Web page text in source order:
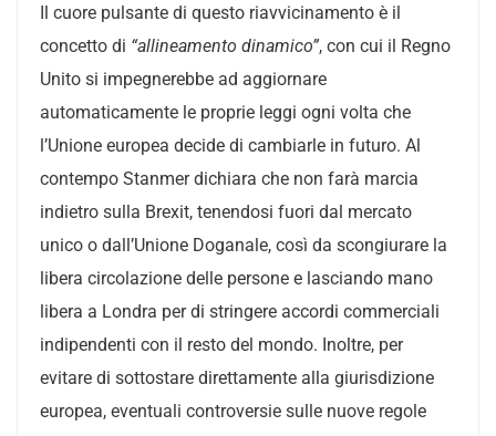
Il cuore pulsante di questo riavvicinamento è il
concetto di “allineamento dinamico”, con cui il Regno
Unito si impegnerebbe ad aggiornare
automaticamente le proprie leggi ogni volta che
l’Unione europea decide di cambiarle in futuro. Al
contempo Stanmer dichiara che non farà marcia
indietro sulla Brexit, tenendosi fuori dal mercato
unico o dall’Unione Doganale, così da scongiurare la
libera circolazione delle persone e lasciando mano
libera a Londra per di stringere accordi commerciali
indipendenti con il resto del mondo. Inoltre, per
evitare di sottostare direttamente alla giurisdizione
europea, eventuali controversie sulle nuove regole